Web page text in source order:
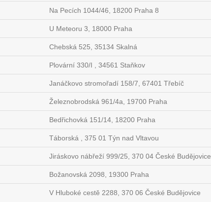
Na Pecích 1044/46, 18200 Praha 8
U Meteoru 3, 18000 Praha
Chebská 525, 35134 Skalná
Plovární 330/I , 34561 Staňkov
Janáčkovo stromořadí 158/7, 67401 Třebíč
Železnobrodská 961/4a, 19700 Praha
Bedřichovká 151/14, 18200 Praha
Táborská , 375 01 Týn nad Vltavou
Jiráskovo nábřeží 999/25, 370 04 České Budějovice
Božanovská 2098, 19300 Praha
V Hluboké cestě 2288, 370 06 České Budějovice